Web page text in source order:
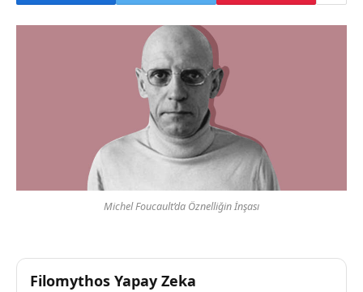
Michel Foucault’da Öznelliğin İnşası
Filomythos Yapay Zeka